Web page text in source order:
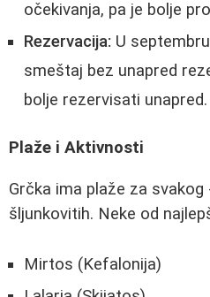
očekivanja, pa je bolje
Rezervacija: U
smeštaj bez unapred
bolje rezervisati unapred.
Plaže i Aktivnosti
Grčka ima plaže za
šljunkovitih. Neke od
Mirtos (Kefalonija)